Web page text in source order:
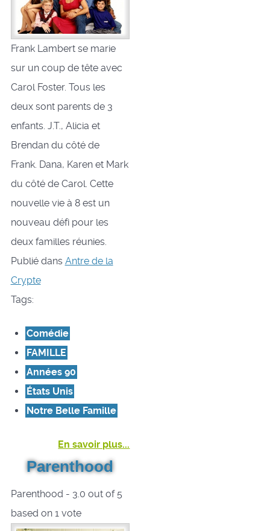
Frank Lambert se marie
sur un coup de tête avec
Carol Foster. Tous les
deux sont parents de 3
enfants. J.T., Alicia et
Brendan du côté de
Frank. Dana, Karen et Mark
du côté de Carol. Cette
nouvelle vie à 8 est un
nouveau défi pour les
deux familles réunies.
Publié dans Antre de la
Crypte
Tags:
Comédie
FAMILLE
Années 90
États Unis
Notre Belle Famille
En savoir plus...
Parenthood
Parenthood - 3.0 out of 5
based on 1vote